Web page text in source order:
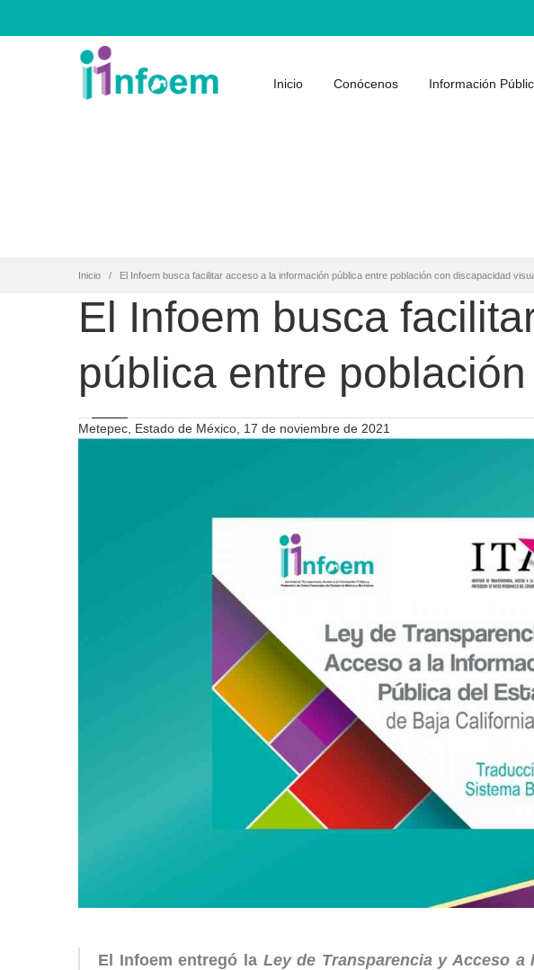
Inicio Conócenos Información
Inicio El Infoem busca facilitar acceso a la información pública entre población con discapacidad
El Infoem busca
pública entre
Metepec, Estado de México, 17 de noviembre de 2021
El Infoem entregó la Ley de Transparencia y Acceso